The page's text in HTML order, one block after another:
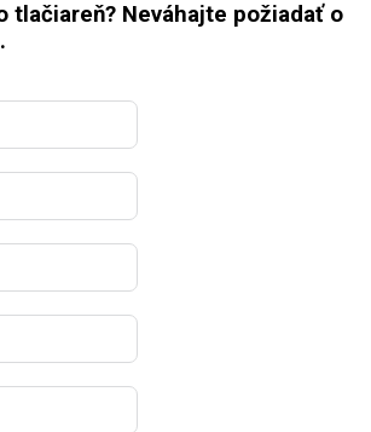
tlačiareň? Neváhajte požiadať o